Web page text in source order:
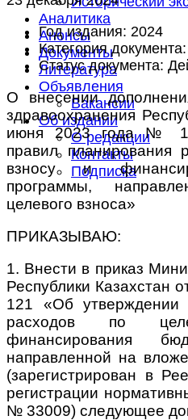
Аналитика
Анонсы
Документы
Литература
Объявления
Вакансии
Об издании
О редакции
Контакты
Подписка
Год издания: 2024
Категория документа:
Статус документа:
О внесении
здравоохранения
июня 2023 года №
правил планирования
взносу и
программы,
целевого взноса»
ПРИКАЗЫВАЮ:
1. Внести в приказ
Республики Казахстан
121 «Об утверждении
расходов по
финансирования
направленной на
(зарегистрирован в
регистрации
№ 33009) следующее